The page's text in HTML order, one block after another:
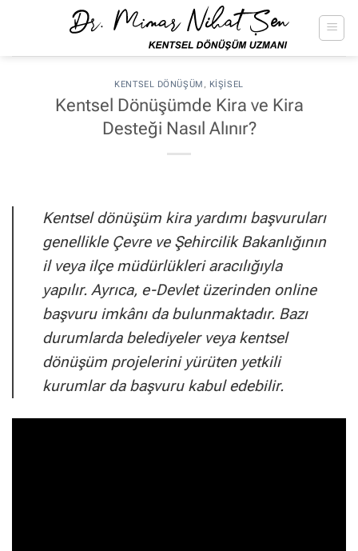
KENTSEL DÖNÜŞÜM , KIŞISEL
Kentsel Dönüşümde Kira ve Kira
Desteği Nasıl Alınır?
Kentsel dönüşüm kira yardımı başvuruları
genellikle Çevre ve Şehircilik Bakanlığının
il veya ilçe müdürlükleri aracılığıyla
yapılır. Ayrıca, e-Devlet üzerinden online
başvuru imkânı da bulunmaktadır. Bazı
durumlarda belediyeler veya kentsel
dönüşüm projelerini yürüten yetkili
kurumlar da başvuru kabul edebilir.